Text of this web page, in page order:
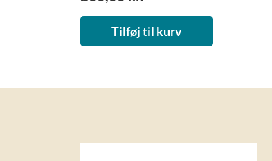
Tilføj til kurv